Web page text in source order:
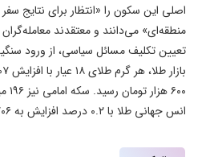
اصلی این سکون را «انتظار برای نتایج
منطقه‌ای» می‌دانند و معتقدند
تعیین تکلیف مسائل سیاسی، از ورود
انس جهانی طلا با ۰.۲ درصد افزایش به ۴,۷۰۶ دلار رسید.